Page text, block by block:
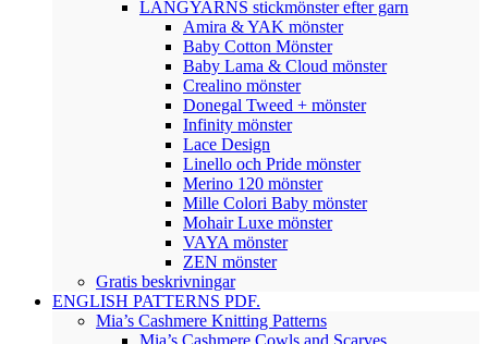
LANGYARNS stickmönster efter garn
Amira & YAK mönster
Baby Cotton Mönster
Baby Lama & Cloud mönster
Crealino mönster
Donegal Tweed + mönster
Infinity mönster
Lace Design
Linello och Pride mönster
Merino 120 mönster
Mille Colori Baby mönster
Mohair Luxe mönster
VAYA mönster
ZEN mönster
Gratis beskrivningar
ENGLISH PATTERNS PDF.
Mia’s Cashmere Knitting Patterns
Mia’s Cashmere Cowls and Scarves